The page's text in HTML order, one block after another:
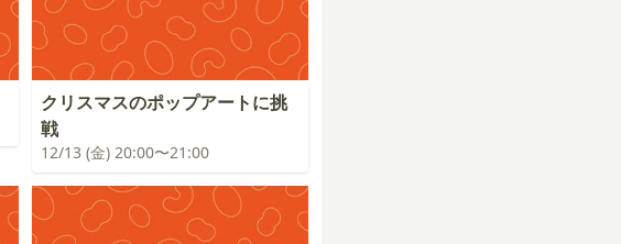
クリスマスのポップアートに挑
戦
12/13 (金) 20:00〜21:00